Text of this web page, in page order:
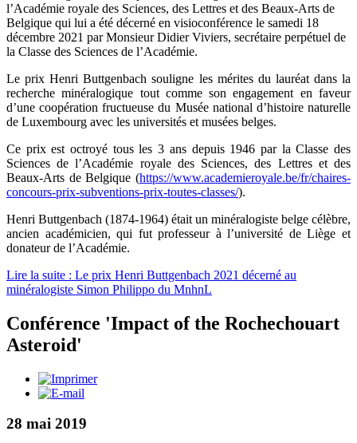
l’Académie royale des Sciences, des Lettres et des Beaux-Arts de
Belgique qui lui a été décerné en visioconférence le samedi 18
décembre 2021 par Monsieur Didier Viviers, secrétaire perpétuel de
la Classe des Sciences de l’Académie.
Le prix Henri Buttgenbach souligne les mérites du lauréat dans la
recherche minéralogique tout comme son engagement en faveur
d’une coopération fructueuse du Musée national d’histoire naturelle
de Luxembourg avec les universités et musées belges.
Ce prix est octroyé tous les 3 ans depuis 1946 par la Classe des
Sciences de l’Académie royale des Sciences, des Lettres et des
Beaux-Arts de Belgique (https://www.academieroyale.be/fr/chaires-
concours-prix-subventions-prix-toutes-classes/).
Henri Buttgenbach (1874-1964) était un minéralogiste belge célèbre,
ancien académicien, qui fut professeur à l’université de Liège et
donateur de l’Académie.
Lire la suite : Le prix Henri Buttgenbach 2021 décerné au
minéralogiste Simon Philippo du MnhnL
Conférence 'Impact of the Rochechouart
Asteroid'
28 mai 2019